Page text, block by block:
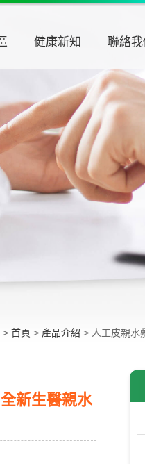
健康新知 聯絡我
> 首頁 > 產品介紹 > 人工皮親水
新生醫親水